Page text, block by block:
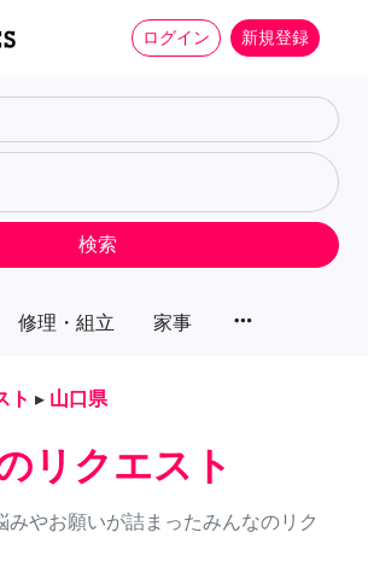
ログイン 新規登録
修理・組立 家事 more_horiz
検索
ト ▸ 山口県
リクエスト
みやお願いが詰まったみんなのリク